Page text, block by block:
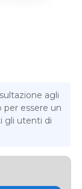
agli
per essere un
gli utenti di